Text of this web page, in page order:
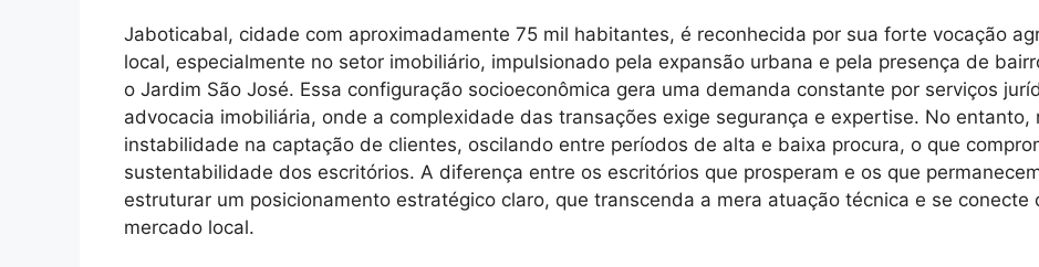
Jaboticabal, cidade com aproximadamente 75 mil habitantes, é reconhecida por sua forte vocação
local, especialmente no setor imobiliário, impulsionado pela expansão urbana e pela presença de
o Jardim São José. Essa configuração socioeconômica gera uma demanda constante por serviços
advocacia imobiliária, onde a complexidade das transações exige segurança e expertise. No
instabilidade na captação de clientes, oscilando entre períodos de alta e baixa procura, o que
sustentabilidade dos escritórios. A diferença entre os escritórios que prosperam e os que
estruturar um posicionamento estratégico claro, que transcenda a mera atuação técnica e se
mercado local.